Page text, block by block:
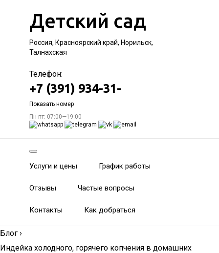
Детский сад
Россия, Красноярский край, Норильск,
Талнахская
Телефон:
+7 (391) 934-31-
Показать номер
Пн-пт: 07:00—19:00
Услуги и цены График работы
Отзывы Частые вопросы
Контакты Как добраться
Блог ›
Индейка холодного, горячего копчения в домашних